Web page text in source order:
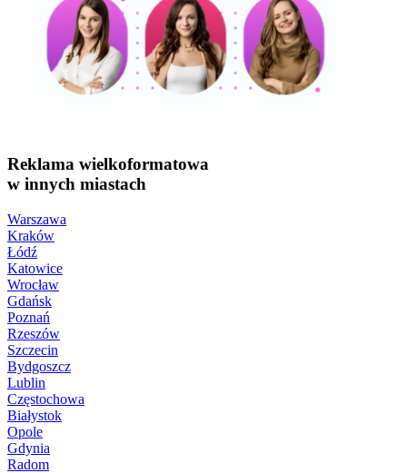
Reklama wielkoformatowa
w innych miastach
Warszawa
Kraków
Łódź
Katowice
Wrocław
Gdańsk
Poznań
Rzeszów
Szczecin
Bydgoszcz
Lublin
Częstochowa
Białystok
Opole
Gdynia
Radom